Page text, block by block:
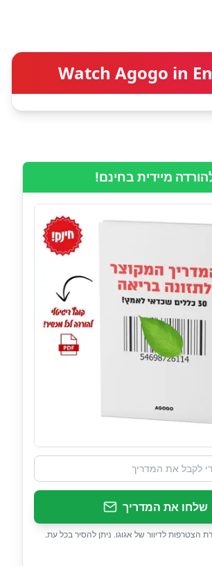
Watch Agogo in
מיידית בחינם!
שלחו את המדריך
הצטרפות לדיוור של אגוגו. ניתן להסיר בכל עת.